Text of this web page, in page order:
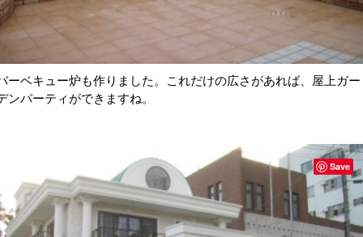
ーベキュー炉も作りました。これだけの広さがあれば、屋上ガー
ンパーティができますね。
Save